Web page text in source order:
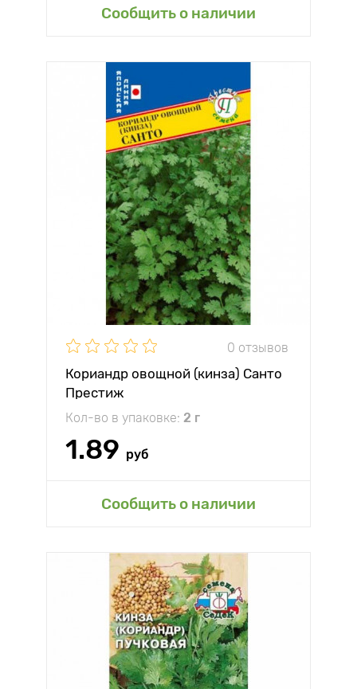
Сообщить о наличии
0 отзывов
Кориандр овощной (кинза) Санто
Престиж
Кол-во в упаковке: 2 г
1.89 руб
Сообщить о наличии